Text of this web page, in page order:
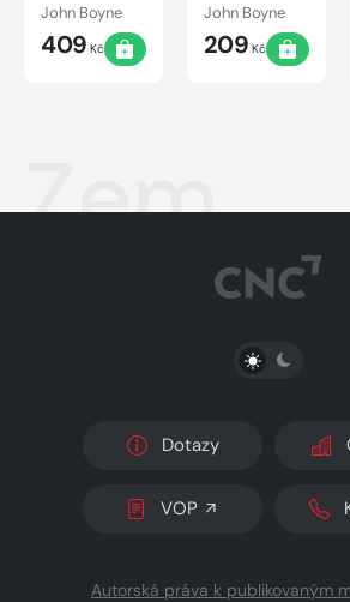
John Boyne
409 Kč
John Boyne
209 Kč
Zem
PŘEPNOUT
Dotazy
VOP
Autorská práva k publikovaným